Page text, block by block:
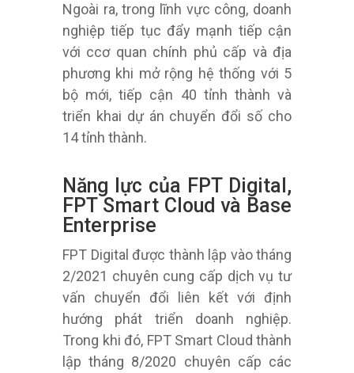
Ngoài ra, trong lĩnh vực công, doanh
nghiệp tiếp tục đẩy mạnh tiếp cận
với ccơ quan chính phủ cấp và địa
phương khi mở rộng hệ thống với 5
bộ mới, tiếp cận 40 tỉnh thành và
triển khai dự án chuyển đổi số cho
14 tỉnh thành.
Năng lực của FPT Digital,
FPT Smart Cloud và Base
Enterprise
FPT Digital được thành lập vào tháng
2/2021 chuyên cung cấp dịch vụ tư
vấn chuyển đổi liên kết với định
hướng phát triển doanh nghiệp.
Trong khi đó, FPT Smart Cloud thành
lập tháng 8/2020 chuyên cấp các